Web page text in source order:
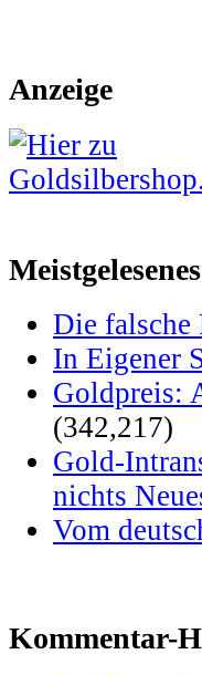
Anzeige
Meistgelesenes
Die falsche
In Eigener
Goldpreis:
(342,217)
Gold-
nichts
Vom
Kommentar-